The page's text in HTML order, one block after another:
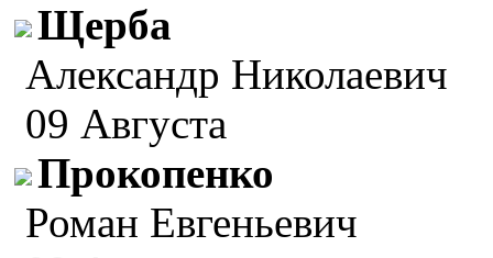
Щерба
Александр Николаевич
09 Августа
Прокопенко
Роман Евгеньевич